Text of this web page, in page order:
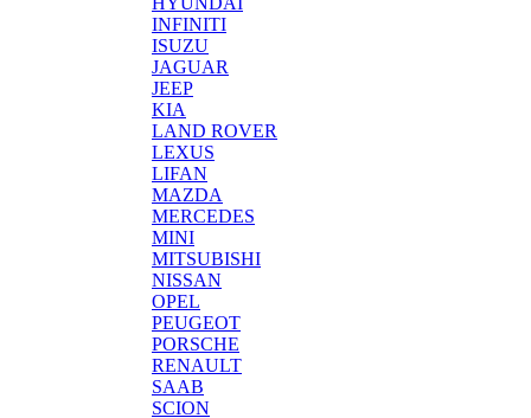
INFINITI
ISUZU
JAGUAR
JEEP
KIA
LAND ROVER
LEXUS
LIFAN
MAZDA
MERCEDES
MINI
MITSUBISHI
NISSAN
OPEL
PEUGEOT
PORSCHE
RENAULT
SAAB
SCION